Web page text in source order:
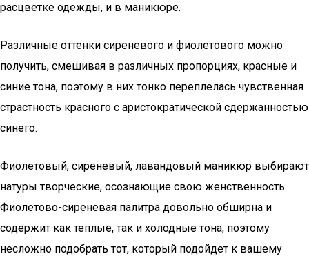
расцветке одежды, и в маникюре.
Различные оттенки сиреневого и фиолетового можно
получить, смешивая в различных пропорциях, красные и
синие тона, поэтому в них тонко переплелась чувственная
страстность красного с аристократической сдержанностью
синего.
Фиолетовый, сиреневый, лавандовый маникюр выбирают
натуры творческие, осознающие свою женственность.
Фиолетово-сиреневая палитра довольно обширна и
содержит как теплые, так и холодные тона, поэтому
несложно подобрать тот, который подойдет к вашему